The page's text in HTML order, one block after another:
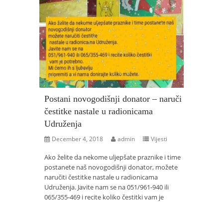
Postani novogodišnji donator – naruči
čestitke nastale u radionicama
Udruženja
December 4, 2018 admin Vijesti
Ako želite da nekome uljepšate praznike i time
postanete naš novogodišnji donator, možete
naručiti čestitke nastale u radionicama
Udruženja. Javite nam se na 051/961-940 ili
065/355-469 i recite koliko čestitki vam je